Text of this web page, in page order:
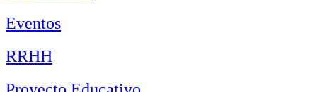
Eventos
RRHH